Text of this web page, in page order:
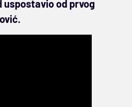
uspostavio od prvog